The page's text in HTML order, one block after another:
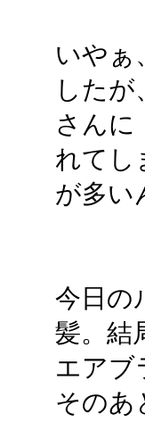
いやぁ
した
さんに
れてし
が多い
今日の
髪。結
エアブ
そのあ